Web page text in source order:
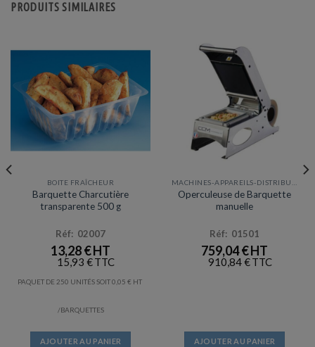
PRODUITS SIMILAIRES
BOITE FRAÎCHEUR
Barquette Charcutière
transparente 500 g
Réf: 02007
13,28€
15,93 €
PAQUET DE 250 UNITÉS SOIT0,05 €
/BARQUETTES
AJOUTER AU PANIER
Operculeuse de Barquette
manuelle
Réf: 01501
759,04€
910,84€
AJOUTER AU PANIER